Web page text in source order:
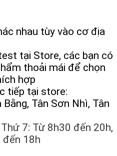
nhau tùy vào cơ địa
tại Store, các bạn có
thoải mái để chọn
hợp
tiếp tại store:
Tân Sơn Nhì, Tân
7: Từ 8h30 đến 20h,
đến 18h